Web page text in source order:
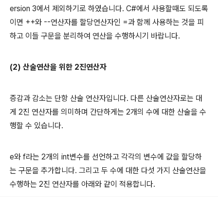
ersion 3에서 제외하기로 하였습니다. C#에서 사용할때도 되도록
이면 ++와 --연산자를 할당연산자인 =과 함께 사용하는 것을 피
하고 이들 구문을 분리하여 연산을 수행하시기 바랍니다.
(2) 산술연산을 위한 2진연산자
증감과 감소는 단항 산술 연산자입니다. 다른 산술연산자로는 대
게 2진 연산자를 의미하며 간단하게는 2개의 수에 대한 산술을 수
행할 수 있습니다.
e와 f라는 2개의 int변수를 선언하고 각각의 변수에 값을 할당하
는 구문을 추가합니다. 그리고 두 수에 대한 다섯 가지 산술연산을
수행하는 2진 연산자를 아래와 같이 적용합니다.